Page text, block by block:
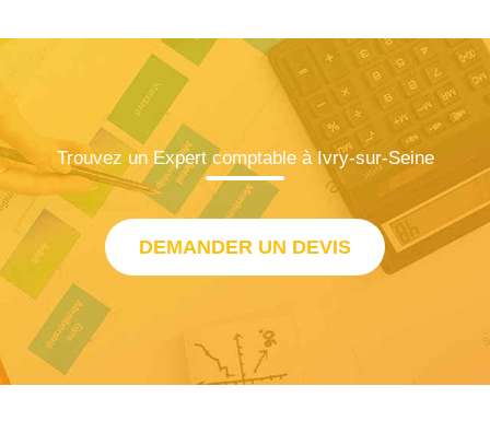
Trouvez un Expert comptable à Ivry-sur-Seine
DEMANDER UN DEVIS